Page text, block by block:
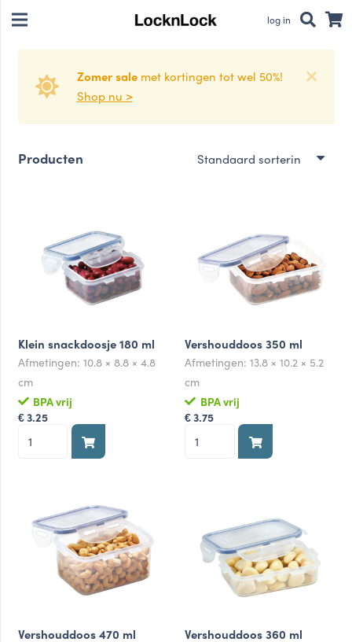
log in
Zomer salemet kortingen tot wel 50%!
Shop nu >
Producten
Klein snackdoosje 180 ml
Afmetingen: 10.8 × 8.8 × 4.8
cm
BPA vrij
€ 3.25
aantal
Vershouddoos 350 ml
Afmetingen:13.8 × 10.2 × 5.2
cm
BPA vrij
€ 3.75
Vershouddoos
Vershouddoos 470 ml Vershouddoos 360 ml